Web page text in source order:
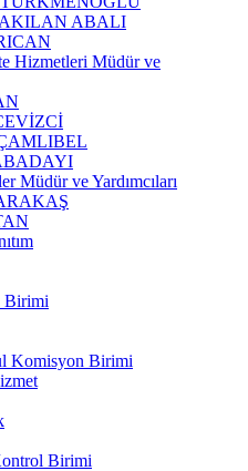
ABALI
Hizmetleri Müdür ve
Müdür ve Yardımcıları
Birimi
Komisyon Birimi
Birimi